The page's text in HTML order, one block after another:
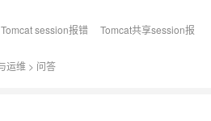
Tomcat session报错
Tomcat共享session报
运维 > 问答